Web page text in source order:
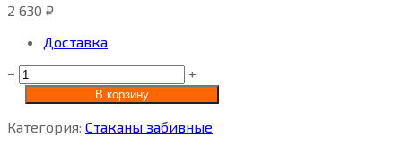
2 630 ₽
Доставка
−
+
В корзину
Категория: Стаканы забивные